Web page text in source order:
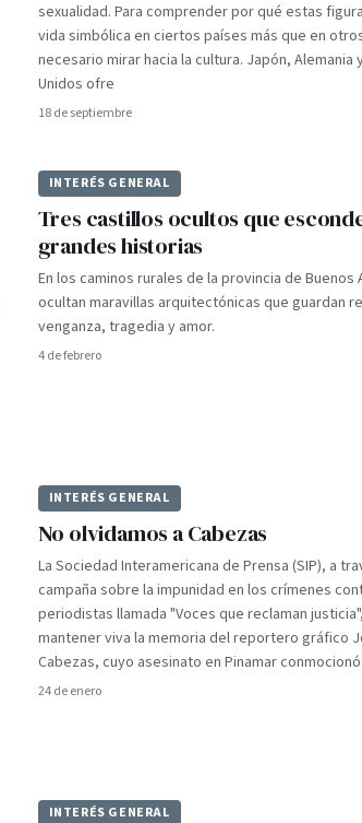
sexualidad. Para comprender por qué estas
vida simbólica en ciertos países más que en
necesario mirar hacia la cultura. Japón, Alemania
Unidos ofre
18 de septiembre
INTERÉS GENERAL
Tres castillos ocultos que
grandes historias
En los caminos rurales de la provincia de Buenos
ocultan maravillas arquitectónicas que guardan
venganza, tragedia y amor.
4 de febrero
INTERÉS GENERAL
No olvidamos a Cabezas
La Sociedad Interamericana de Prensa (SIP), a
campaña sobre la impunidad en los crímenes
periodistas llamada "Voces que reclaman
mantener viva la memoria del reportero gráfico
Cabezas, cuyo asesinato en Pinamar
24 de enero
INTERÉS GENERAL